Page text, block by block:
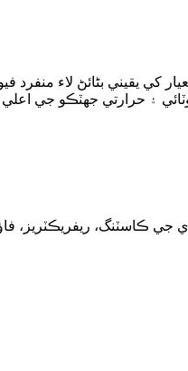
ڪاسٽنگ، ريفريڪٽريز،